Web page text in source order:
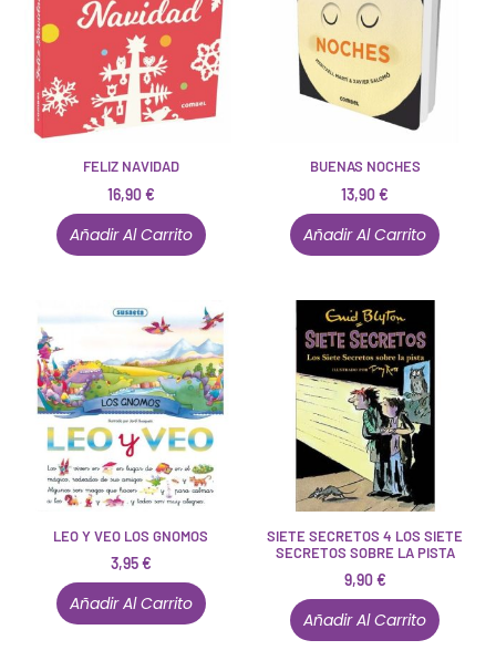
FELIZ NAVIDAD
16,90€
Añadir Al Carrito
BUENAS NOCHES
13,90€
Añadir Al Carrito
LEO Y VEO LOS GNOMOS
3,95€
Añadir Al Carrito
SIETE SECRETOS 4 LOS SIETE
SECRETOS SOBRE LA PISTA
9,90€
Añadir Al Carrito